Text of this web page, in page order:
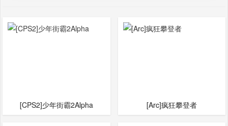
[CPS2]少年街霸2Alpha [Arc]疯狂攀登者